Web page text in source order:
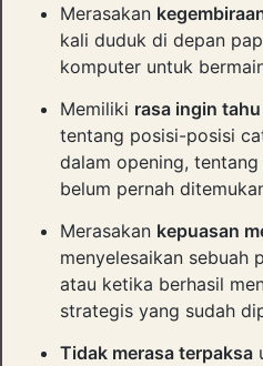
Merasakan
kali duduk di depan
komputer untuk
Memiliki rasa ingin
tentang posisi-posisi
dalam opening,
belum pernah
Merasakan kepuasan
menyelesaikan sebuah
atau ketika berhasil
strategis yang sudah
Tidak merasa terpaksa